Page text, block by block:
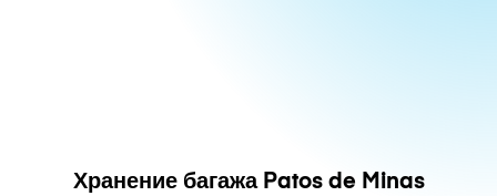
Хранение багажа Patos de Minas